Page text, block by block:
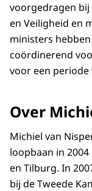
voorgedragen bij
en Veiligheid en
ministers
coördinerend
voor een periode
Over
Michiel van
loopbaan in
en Tilburg. In
bij de Tweede